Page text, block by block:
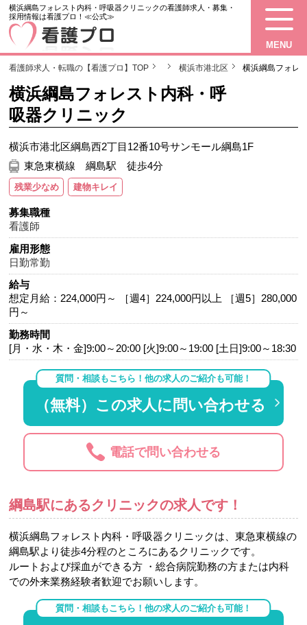
横浜綱島フォレスト内科・呼吸器クリニックの看護師求人・募集・
採用情報は看護プロ！≪公式≫
MENU
看護師求人・転職の【看護プロ】TOP 横浜市港北区 横浜綱島フォレ
横浜綱島フォレスト内科・呼
吸器クリニック
横浜市港北区綱島西2丁目12番10号サンモール綱島1F
東急東横線 綱島駅 徒歩4分
残業少なめ 建物キレイ
募集職種
看護師
雇用形態
日勤常勤
給与
想定月給：224,000円～ ［週4］224,000円以上 ［週5］280,000
円～
勤務時間
[月・水・木・金]9:00～20:00 [火]9:00～19:00 [土日]9:00～18:30
質問・相談もこちら！他の求人のご紹介も可能！
（無料）この求人に問い合わせる
電話で問い合わせる
綱島駅にあるクリニックの求人です！
横浜綱島フォレスト内科・呼吸器クリニックは、東急東横線の
綱島駅より徒歩4分程のところにあるクリニックです。
ルートおよび採血ができる方 ・総合病院勤務の方または内科
での外来業務経験者歓迎でお願いします。
質問・相談もこちら！他の求人のご紹介も可能！